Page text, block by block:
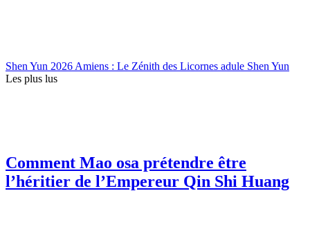
Shen Yun 2026 Amiens : Le Zénith des Licornes adule Shen Yun
Les plus lus
Comment Mao osa prétendre être
l’héritier de l’Empereur Qin Shi Huang